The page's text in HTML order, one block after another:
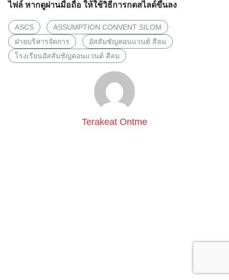
ไฟล์ หากดูผ่านมือถือ ให้ใช้วิธีการกดสไลด์ขึ้นลง
ASCS
ASSUMPTION CONVENT SILOM
ฝ่ายบริหารจัดการ
อัสสัมชัญคอนแวนต์ สีลม
โรงเรียนอัสสัมชัญคอนแวนต์ สีลม
Terakeat Ontme